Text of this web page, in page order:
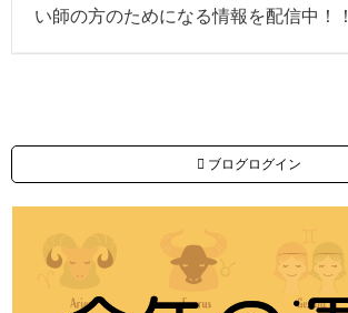
い師の方のためになる情報を配信中！！
ブログログイン